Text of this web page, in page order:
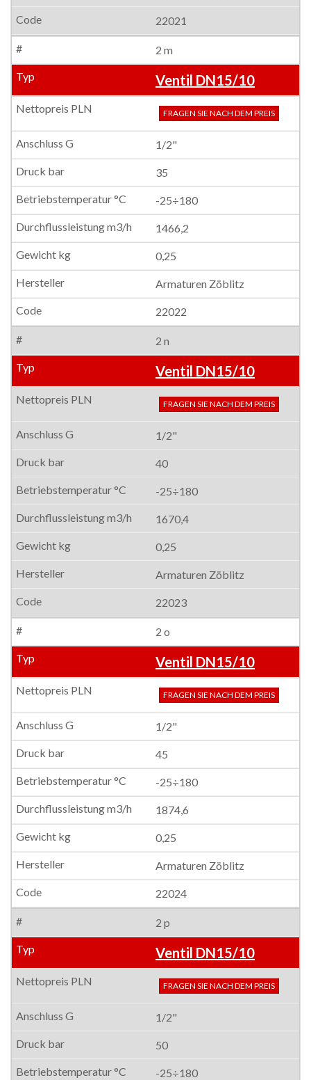
22021
2 m
Ventil DN15/10
FRAGEN SIE NACH DEM PREIS
1/2"
35
-25÷180
1466,2
0,25
Armaturen Zöblitz
22022
2 n
Ventil DN15/10
FRAGEN SIE NACH DEM PREIS
1/2"
40
-25÷180
1670,4
0,25
Armaturen Zöblitz
22023
2 o
Ventil DN15/10
FRAGEN SIE NACH DEM PREIS
1/2"
45
-25÷180
1874,6
0,25
Armaturen Zöblitz
22024
2 p
Ventil DN15/10
FRAGEN SIE NACH DEM PREIS
1/2"
50
-25÷180